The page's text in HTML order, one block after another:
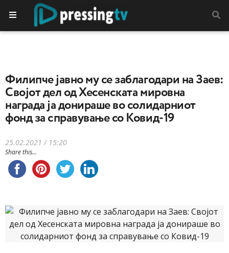
Филипче јавно му се заблагодари на Заев:
Својот дел од Хесенската мировна
награда ја донираше во солидарниот
фонд за справување со Ковид-19
25.02.2021 / 15:20
Share this...